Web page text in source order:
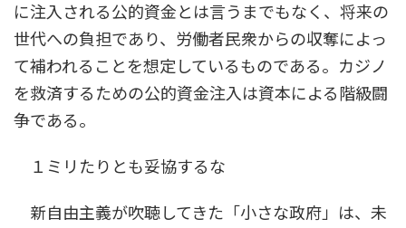
に注入される公的資金とは言うまでもなく、将来の
世代への負担であり、労働者民衆からの収奪によっ
て補われることを想定しているものである。カジノ
を救済するための公的資金注入は資本による階級闘
争である。
１ミリたりとも妥協するな
新自由主義が吹聴してきた「小さな政府」は、未